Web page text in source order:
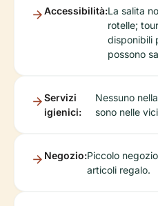
Accessibilità:La salita
rotelle;
disponibili
possono
Servizi
igienici:
Nessuno
sono nelle
Negozio:Piccolo
articoli regalo.